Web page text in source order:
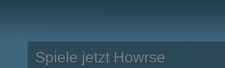
Spiele jetzt Howrse